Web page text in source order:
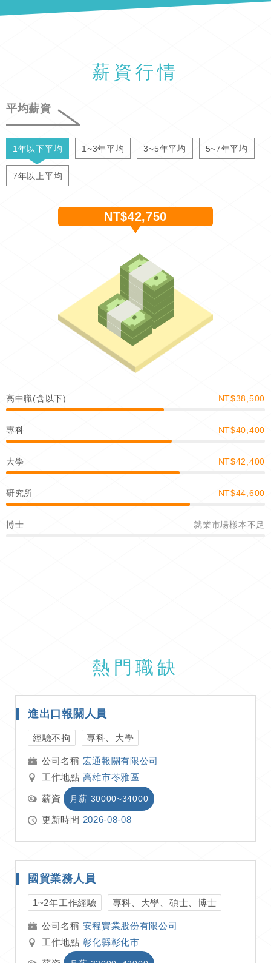
薪資行情
平均薪資
1年以下平均 1~3年平均 3~5年平均 5~7年平均
7年以上平均
NT$42,750
高中職(含以下) NT$38,500
專科 NT$40,400
大學 NT$42,400
研究所 NT$44,600
博士 就業市場樣本不足
熱門職缺
進出口報關人員
經驗不拘 專科、大學
宏通報關有限公司
工作地點 高雄市苓雅區
薪資 月薪 30000~34000
更新時間 2026-08-08
國貿業務人員
1~2年工作經驗 專科、大學、碩士、博士
安程實業股份有限公司
工作地點 彰化縣彰化市